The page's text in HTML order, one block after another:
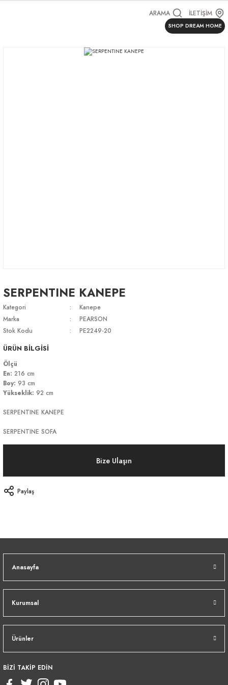
ARAMA İLETİŞİM
SHOP DREAM HOME
SERPENTINE KANEPE
Kategori
Kanepe
Marka
PEARSON
Stok Kodu
PE2249-20
ÜRÜN BİLGİSİ
Ölçü
En: 216 cm
Boy: 93 cm
Yükseklik: 92 cm
SERPENTINE KANEPE
SERPENTINE SOFA
Bize Ulaşın
Paylaş
Anasayfa
Kurumsal
Ürünler
BİZİ TAKİP EDİN